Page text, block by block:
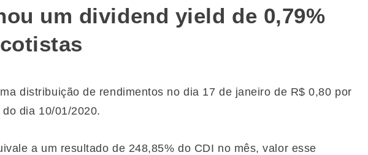
um dividend yield de 0,79%
distribuição de rendimentos no dia 17 de janeiro de R$ 0,80 por
dia 10/01/2020.
a um resultado de 248,85% do CDI no mês, valor esse